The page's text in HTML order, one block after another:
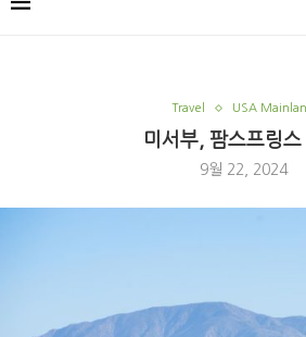
Travel USA
미서부, 팜스프링스
9월 22, 2024